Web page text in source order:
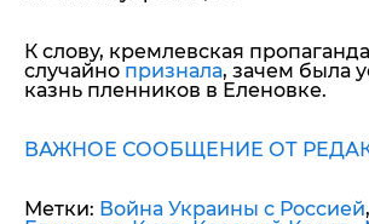
К слову, кремлевская пропаганда
случайно признала, зачем была
казнь пленников в Еленовке.
ВАЖНОЕ СООБЩЕНИЕ ОТ
Метки: Война Украины с Россией,